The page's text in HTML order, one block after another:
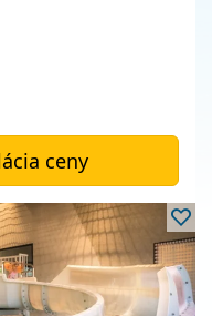
ceny